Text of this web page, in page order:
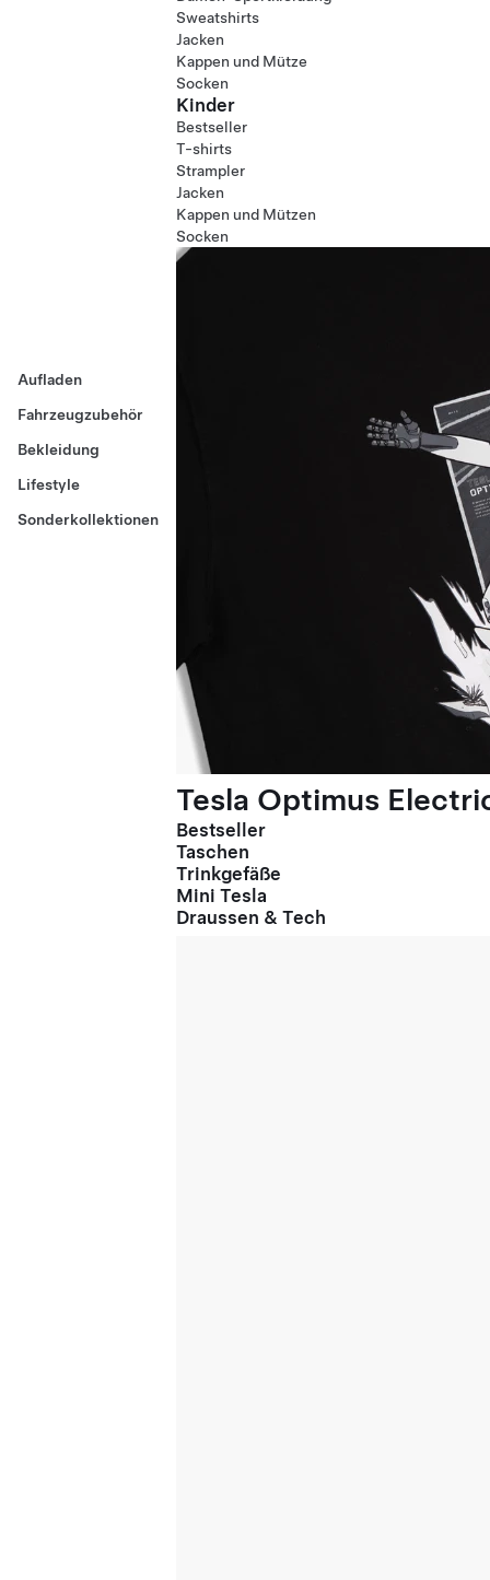
Aufladen
Fahrzeugzubehör
Bekleidung
Lifestyle
Sonderkollektionen
Sweatshirts
Jacken
Kappen und Mütze
Socken
Kinder
Bestseller
T-shirts
Strampler
Jacken
Kappen und Mützen
Socken
Tesla Optimus
Bestseller
Taschen
Trinkgefäße
Mini Tesla
Draussen & Tech